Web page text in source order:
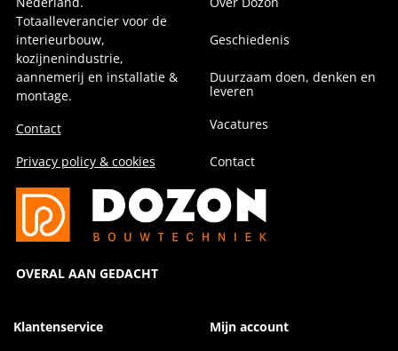
Totaalleverancier voor de
interieurbouw,
kozijnenindustrie,
aannemerij en installatie &
montage.
Contact
Privacy policy & cookies
OVERAL AAN GEDACHT
Geschiedenis
Duurzaam doen, denken en
leveren
Vacatures
Contact
Klantenservice Mijn account